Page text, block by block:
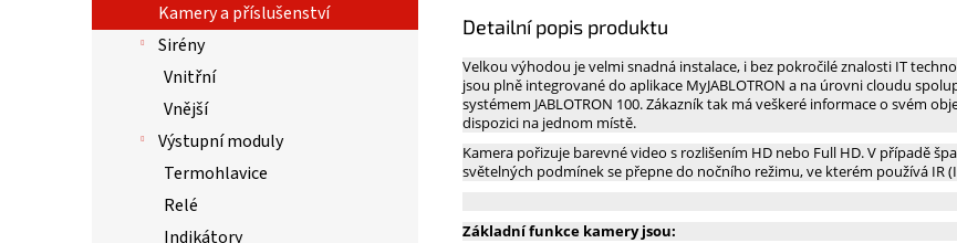
Kamery a příslušenství
Sirény
Vnitřní
Vnější
Výstupní moduly
Termohlavice
Relé
Indikátory
Detailní popis produktu
Velkou výhodou je velmi snadná instalace, i bez pokročilé znalosti IT
jsou plně integrované do aplikace MyJABLOTRON a na úrovni cloudu
systémem JABLOTRON 100. Zákazník tak má veškeré informace o svém
dispozici na jednom místě.
Kamera pořizuje barevné video s rozlišením HD nebo Full HD. V případě
světelných podmínek se přepne do nočního režimu, ve kterém používá IR
Základní funkce kamery jsou: